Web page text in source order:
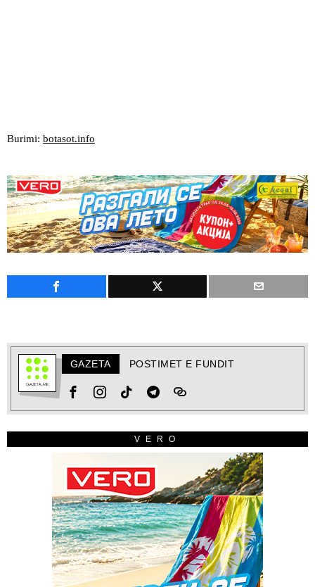
Burimi: botasot.info
GAZETA POSTIMET E FUNDIT
VERO